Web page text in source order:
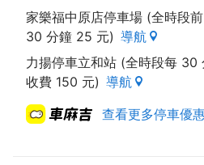
家樂福中原店停車場 (全時段
30 分鐘 25 元) 導航
力揚停車立和站 (全時段每 30
收費 150 元) 導航
查看更多停車優